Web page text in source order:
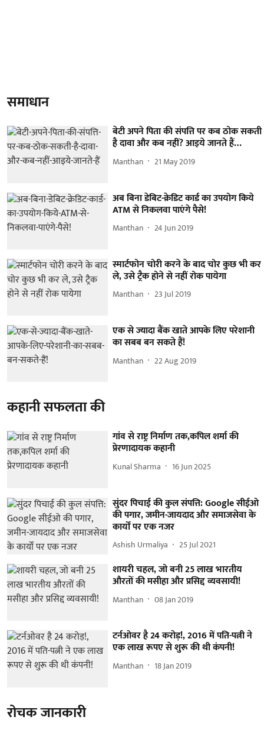
समाधान
बेटी अपने पिता की संपत्ति पर कब ठोक सकती
है दावा और कब नहीं? आइये जानते हैं…
Manthan 21 May 2019
अब बिना डेबिट-क्रेडिट कार्ड का उपयोग किये
ATM से निकलवा पाएंगे पैसे!
Manthan 24 Jun 2019
स्मार्टफोन चोरी करने के बाद चोर कुछ भी कर
ले, उसे ट्रैक होने से नहीं रोक पायेगा
Manthan 23 Jul 2019
एक से ज्यादा बैंक खाते आपके लिए परेशानी
का सबब बन सकते हैं!
Manthan 22 Aug 2019
कहानी सफलता की
गांव से राष्ट्र निर्माण तक,कपिल शर्मा की
प्रेरणादायक कहानी
Kunal Sharma 16 Jun 2025
सुंदर पिचाई की कुल संपत्ति: Google सीईओ
की पगार, जमीन-जायदाद और समाजसेवा के
कार्यों पर एक नजर
Ashish Urmaliya 25 Jul 2021
शायरी चहल, जो बनी 25 लाख भारतीय
औरतों की मसीहा और प्रसिद्द व्यवसायी!
Manthan 08 Jan 2019
टर्नओवर है 24 करोड़!, 2016 में पति-पत्नी ने
एक लाख रूपए से शुरू की थी कंपनी!
Manthan 18 Jan 2019
रोचक जानकारी